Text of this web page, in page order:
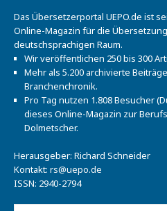
Das Übersetzerportal UEPO.de ist
Online-Magazin für die
deutschsprachigen Raum.
Wir veröffentlichen 250 bis 300
Mehr als 5.200 archivierte
Branchenchronik.
Pro Tag nutzen 1.808 Besucher
dieses Online-Magazin zur
Dolmetscher.
Herausgeber: Richard Schneider
Kontakt: rs@uepo.de
ISSN: 2940-2794